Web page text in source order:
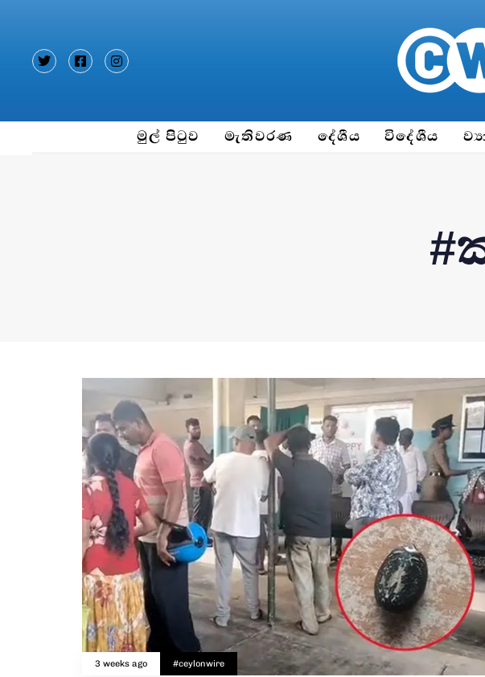
මුල් පිටුව මැතිවරණ දේශීය විදේශීය
3 weeks ago #ceylonwire